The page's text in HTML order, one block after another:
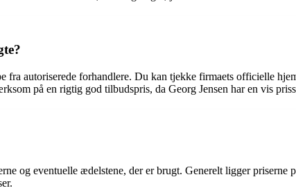
autoriserede forhandlere. Du kan tjekke firmaets officielle
på en rigtig god tilbudspris, da Georg Jensen har en vis
og eventuelle ædelstene, der er brugt. Generelt ligger